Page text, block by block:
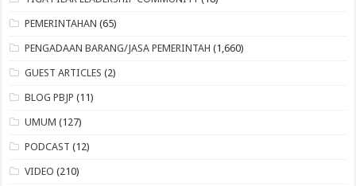
PEMERINTAHAN (65)
PENGADAAN BARANG/JASA PEMERINTAH (1,660)
GUEST ARTICLES (2)
BLOG PBJP (11)
UMUM (127)
PODCAST (12)
VIDEO (210)